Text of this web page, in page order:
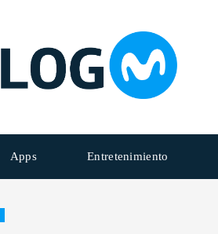
Apps Entretenimiento